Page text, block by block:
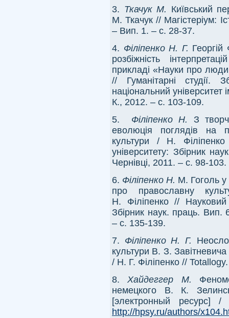
3. Ткачук М. Київський
М. Ткачук // Магістеріум:
– Вип. 1. – с. 28-37.
4. Філіпенко Н. Г.
розбіжність
прикладі «Науки про
// Гуманітарні студії.
національний
К., 2012. – с. 103-109.
5. Філіпенко Н.
З
еволюція поглядів на
культури / Н. Філіпенко
університету: Збірник
Чернівці, 2011. – с. 98-103.
6. Філіпенко Н. М. Гоголь у
про православну
Н. Філіпенко // Науковий
Збірник наук. праць. Вип.
– с. 135-139.
7. Філіпенко Н. Г.
культури В. З.
/ Н. Г. Філіпенко //
8.Хайдеггер М.
немецкого В. К.
[электронный ресурс]
http://hpsy.ru/authors/